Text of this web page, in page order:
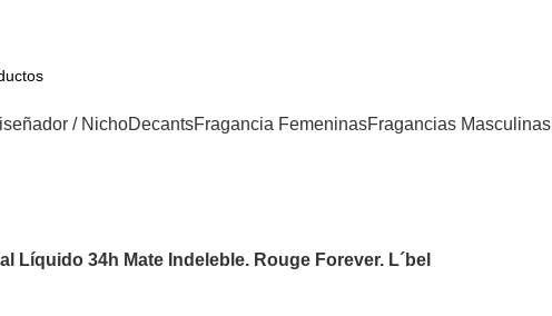
/ NichoDecantsFragancia FemeninasFragancias Masculinas
Líquido 34h Mate Indeleble. Rouge Forever. L´bel